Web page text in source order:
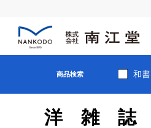
商品検索 和書
洋雑誌